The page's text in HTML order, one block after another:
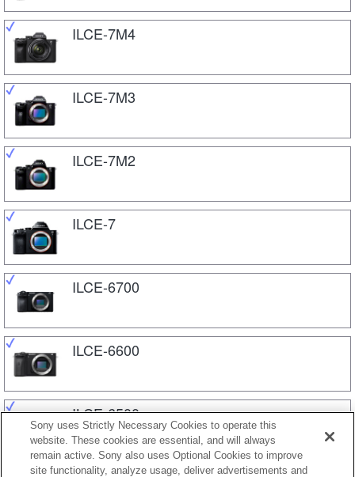
ILCE-7M4
ILCE-7M3
ILCE-7M2
ILCE-7
ILCE-6700
ILCE-6600
ILCE-6500
Sony uses Strictly Necessary Cookies to operate this
website. These cookies are essential, and will always
remain active. Sony also uses Optional Cookies to improve
site functionality, analyze usage, deliver advertisements and